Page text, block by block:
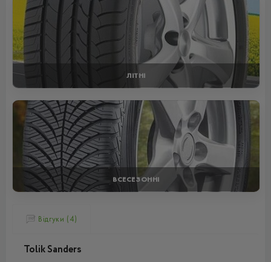
ЛІТНІ
ВСЕСЕЗОННІ
Відгуки (4)
Tolik Sanders